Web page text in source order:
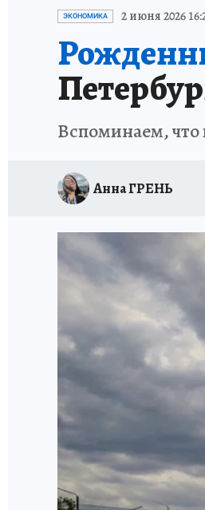
ЭКОНОМИКА 2 июня 2026
Вспоминаем, что
Анна ГРЕНЬ